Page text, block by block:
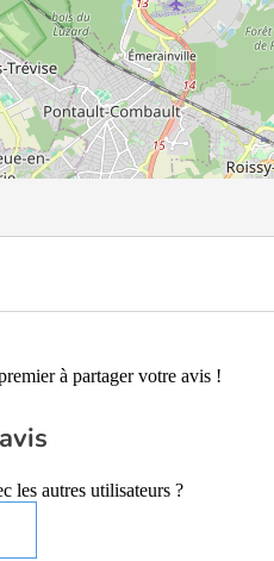
à partager votre avis !
les autres utilisateurs ?